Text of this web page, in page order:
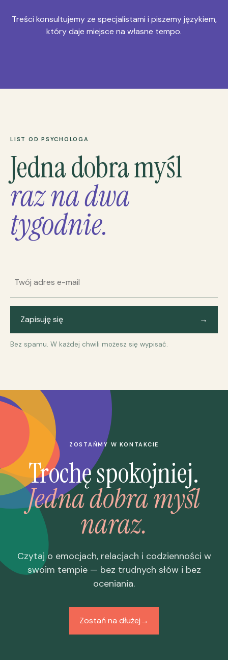
Treści konsultujemy ze specjalistami i piszemy językiem,
który daje miejsce na własne tempo.
LIST OD PSYCHOLOGA
Jedna dobra myśl
raz na dwa
tygodnie.
Zapisuję się →
Bez spamu. W każdej chwili możesz się wypisać.
ZOSTAŃMY W KONTAKCIE
Trochę spokojniej.
Jedna dobra myśl
naraz.
Czytaj o emocjach, relacjach i codzienności w
swoim tempie — bez trudnych słów i bez
oceniania.
Zostań na dłużej→